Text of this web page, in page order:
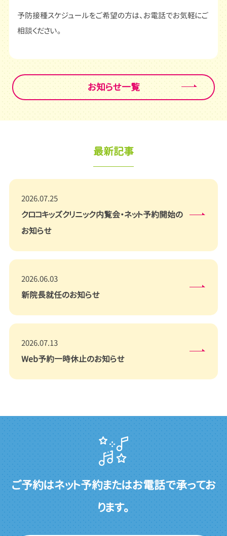
予防接種スケジュールをご希望の方は、お電話でお気軽にご
相談ください。
お知らせ一覧
最新記事
2026.07.25
クロコキッズクリニック内覧会・ネット予約開始の
お知らせ
2026.06.03
新院長就任のお知らせ
2026.07.13
Web予約一時休止のお知らせ
ご予約はネット予約またはお電話で承ってお
ります。